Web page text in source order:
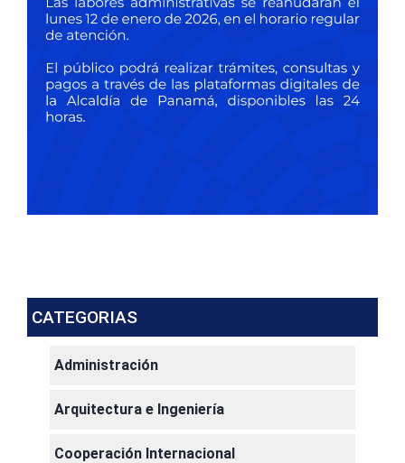
CATEGORIAS
Administración
Arquitectura e Ingeniería
Cooperación Internacional